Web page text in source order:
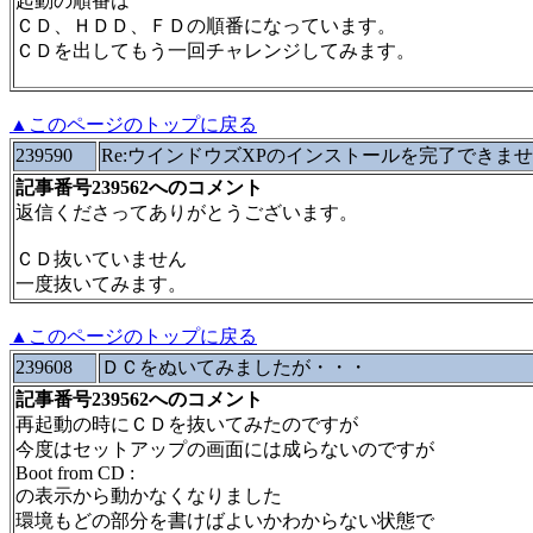
ＣＤ、ＨＤＤ、ＦＤの順番になっています。
ＣＤを出してもう一回チャレンジしてみます。
▲このページのトップに戻る
239590
Re:ウインドウズXPのインストールを完了できま
記事番号239562へのコメント
返信くださってありがとうございます。
ＣＤ抜いていません
一度抜いてみます。
▲このページのトップに戻る
239608
ＤＣをぬいてみましたが・・・
記事番号239562へのコメント
再起動の時にＣＤを抜いてみたのですが
今度はセットアップの画面には成らないのですが
Boot from CD :
の表示から動かなくなりました
環境もどの部分を書けばよいかわからない状態で